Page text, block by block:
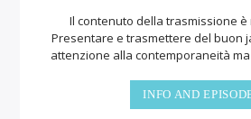
Il contenuto della trasmissione è
Presentare e trasmettere del buon
attenzione alla contemporaneità
tutto peculiare con il suo
INFO AND